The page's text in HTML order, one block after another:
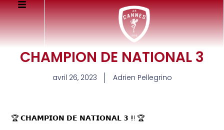
CHAMPION DE NATIONAL 3
avril 26, 2023 Adrien Pellegrino
🏆 𝗖𝗛𝗔𝗠𝗣𝗜𝗢𝗡 𝗗𝗘 𝗡𝗔𝗧𝗜𝗢𝗡𝗔𝗟 𝟯 !!! 🏆